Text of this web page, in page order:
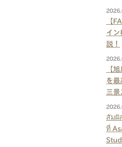
【
イン
説！
【
を
三景
สัมผั
ที่